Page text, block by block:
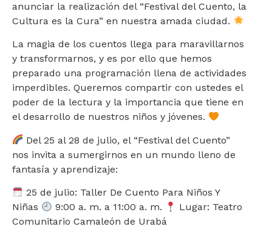
anunciar la realización del “Festival del Cuento, la
Cultura es la Cura” en nuestra amada ciudad.
La magia de los cuentos llega para maravillarnos
y transformarnos, y es por ello que hemos
preparado una programación llena de actividades
imperdibles. Queremos compartir con ustedes el
poder de la lectura y la importancia que tiene en
el desarrollo de nuestros niños y jóvenes.
Del 25 al 28 de julio, el “Festival del Cuento”
nos invita a sumergirnos en un mundo lleno de
fantasía y aprendizaje:
25 de julio: Taller De Cuento Para Niños Y
Niñas
9:00 a. m. a 11:00 a. m.
Lugar: Teatro
Comunitario Camaleón de Urabá